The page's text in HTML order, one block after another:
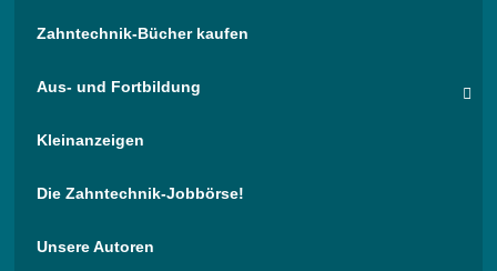
Zahntechnik-Bücher kaufen
Aus- und Fortbildung
Kleinanzeigen
Die Zahntechnik-Jobbörse!
Unsere Autoren